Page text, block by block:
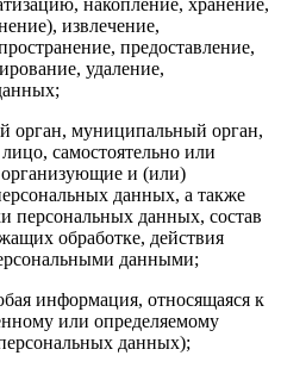
накопление, хранение,
извлечение,
предоставление,
удаление,
орган, муниципальный орган,
самостоятельно или
и (или)
данных, а также
персональных данных, состав
обработке, действия
данными;
информация, относящаяся к
или определяемому
данных);